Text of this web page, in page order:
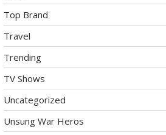
Top Brand
Travel
Trending
TV Shows
Uncategorized
Unsung War Heros